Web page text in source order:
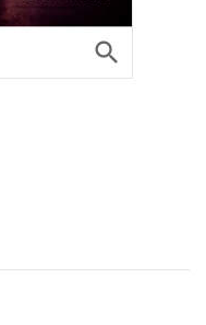
search